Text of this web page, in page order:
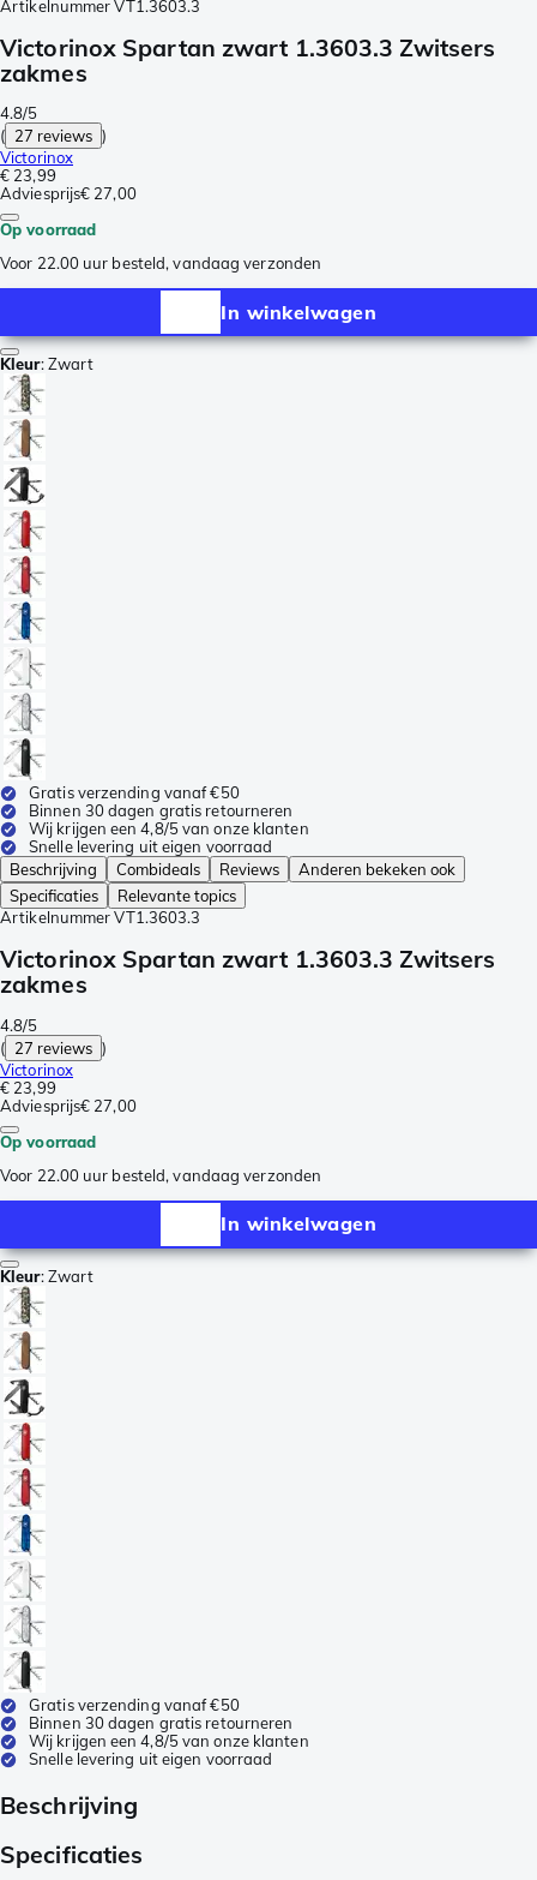
Artikelnummer VT1.3603.3
Victorinox Spartan zwart 1.3603.3 Zwitsers
zakmes
4.8/5
( 27 reviews )
Victorinox
€ 23,99
Adviesprijs€ 27,00
Op voorraad
Voor 22.00 uur besteld, vandaag verzonden
In winkelwagen
Kleur:Zwart
Gratis verzending vanaf €50
Binnen 30 dagen gratis retourneren
Wij krijgen een 4,8/5 van onze klanten
Snelle levering uit eigen voorraad
Beschrijving
Combideals Reviews
Anderen bekeken ook
Specificaties
Relevante topics
Artikelnummer VT1.3603.3
Victorinox Spartan zwart 1.3603.3 Zwitsers
zakmes
4.8/5
( 27 reviews )
Victorinox
€ 23,99
Adviesprijs€ 27,00
Op voorraad
Voor 22.00 uur besteld, vandaag verzonden
In winkelwagen
Kleur:Zwart
Gratis verzending vanaf €50
Binnen 30 dagen gratis retourneren
Wij krijgen een 4,8/5 van onze klanten
Snelle levering uit eigen voorraad
Beschrijving
Specificaties